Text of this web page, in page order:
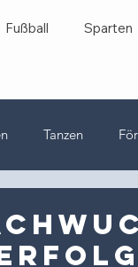
Fußball Sparten
Tanzen